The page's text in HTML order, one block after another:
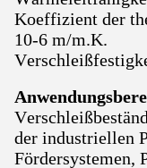
Koeffizient der
10-6 m/m.K.
der industriellen
Fördersystemen,